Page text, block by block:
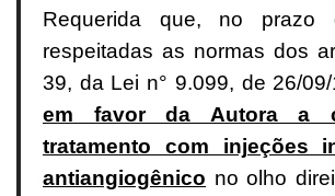
Requerida que, no prazo
respeitadas as normas dos
39, da Lei n° 9.099, de 26/09/
em favor da Autora a
tratamento com injeções
antiangiogênico no olho